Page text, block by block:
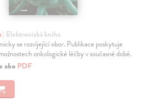
| Elektronická kniha
se rozvíjející obor. Publikace poskytuje
onkologické léčby v současné době.
ako PDF